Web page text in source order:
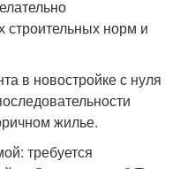
норм и
в новостройке с нуля
жилье.
требуется